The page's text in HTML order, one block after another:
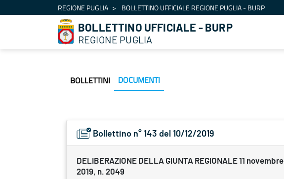
Salta al contenutoREGIONE PUGLIA BOLLETTINO UFFICIALE REGIONE PUGLIA - BURP
BOLLETTINO UFFICIALE - BURP
REGIONE PUGLIA
BOLLETTINI DOCUMENTI
Bollettino n° 143 del 10/12/2019
DELIBERAZIONE DELLA GIUNTA REGIONALE 11 novembre
2019, n. 2049